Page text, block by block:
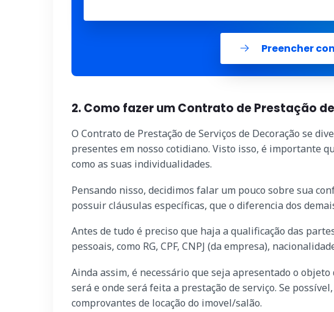
Preencher
2. Como fazer um Contrato de Prestação
O Contrato de Prestação de Serviços de Decoração se
presentes em nosso cotidiano. Visto isso, é importante
como as suas individualidades.
Pensando nisso, decidimos falar um pouco sobre sua
possuir cláusulas específicas, que o diferencia dos
Antes de tudo é preciso que haja a qualificação das
pessoais, como RG, CPF, CNPJ (da empresa),
Ainda assim, é necessário que seja apresentado o
será e onde será feita a prestação de serviço. Se
comprovantes de locação do imovel/salão.